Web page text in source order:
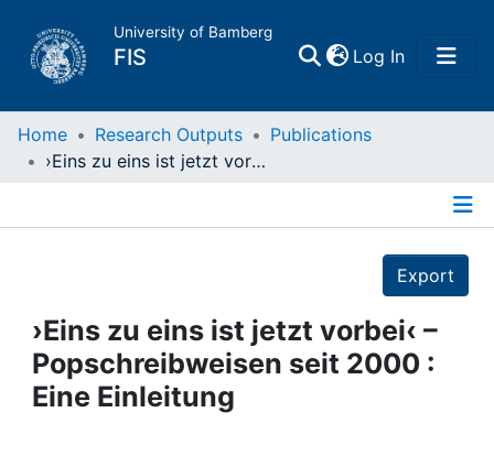
University of Bamberg
FIS Log In(current)
Home
People
Home Research Outputs
Publications
›Eins zu eins ist jetzt vorbei‹ – Popschreibweisen seit 2000 : Eine Einleitung
Export
›Eins zu eins ist jetzt vorbei‹ –
Popschreibweisen seit 2000 :
Eine Einleitung